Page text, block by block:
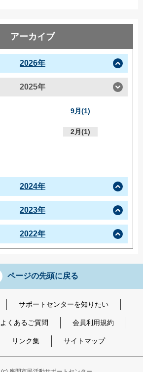
アーカイブ
2026年
2025年
9月(1)
2月(1)
2024年
2023年
2022年
ページの先頭に戻る
サポートセンターを知りたい
よくあるご質問 会員利用規約
リンク集 サイトマップ